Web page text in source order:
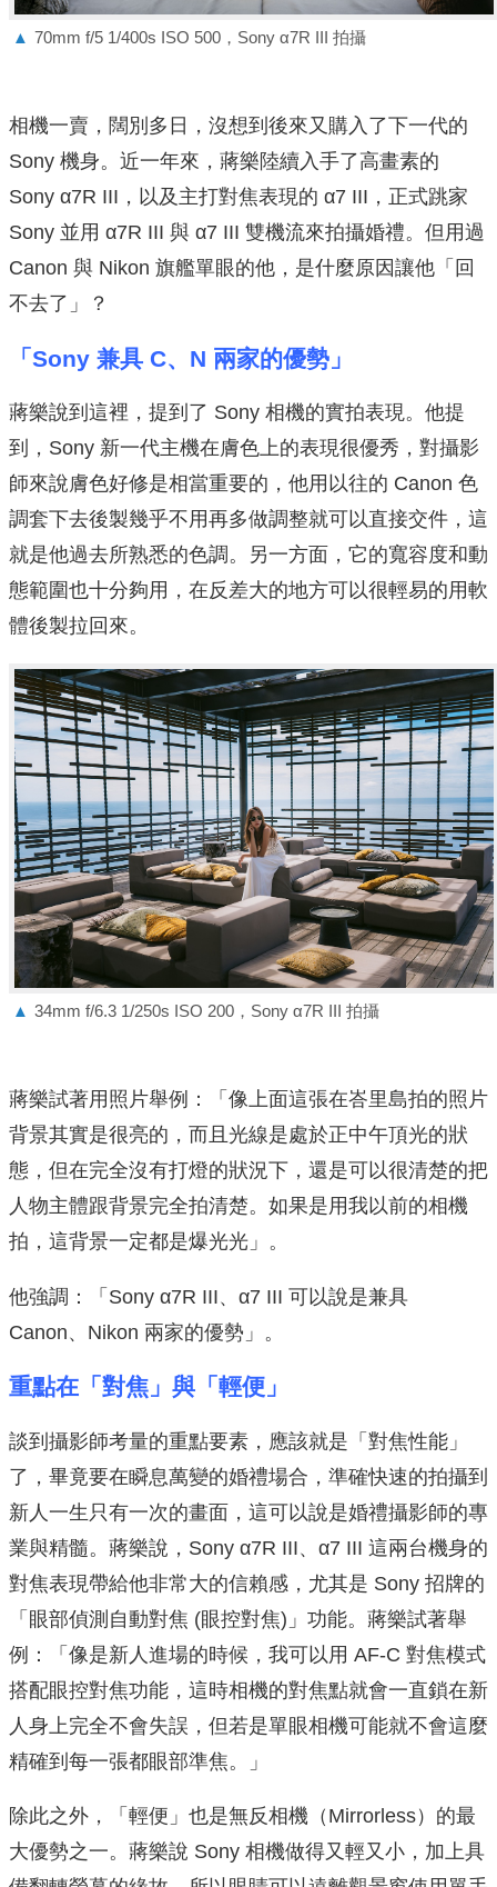
▲ 70mm f/5 1/400s ISO 500，Sony α7R III 拍攝
相機一賣，闊別多日，沒想到後來又購入了下一代的
Sony 機身。近一年來，蔣樂陸續入手了高畫素的
Sony α7R III，以及主打對焦表現的 α7 III，正式跳家
Sony 並用 α7R III 與 α7 III 雙機流來拍攝婚禮。但用過
Canon 與 Nikon 旗艦單眼的他，是什麼原因讓他「回
不去了」？
「Sony 兼具 C、N 兩家的優勢」
蔣樂說到這裡，提到了 Sony 相機的實拍表現。他提
到，Sony 新一代主機在膚色上的表現很優秀，對攝影
師來說膚色好修是相當重要的，他用以往的 Canon 色
調套下去後製幾乎不用再多做調整就可以直接交件，這
就是他過去所熟悉的色調。另一方面，它的寬容度和動
態範圍也十分夠用，在反差大的地方可以很輕易的用軟
體後製拉回來。
▲ 34mm f/6.3 1/250s ISO 200，Sony α7R III 拍攝
蔣樂試著用照片舉例：「像上面這張在峇里島拍的照片
背景其實是很亮的，而且光線是處於正中午頂光的狀
態，但在完全沒有打燈的狀況下，還是可以很清楚的把
人物主體跟背景完全拍清楚。如果是用我以前的相機
拍，這背景一定都是爆光光」。
他強調：「Sony α7R III、α7 III 可以說是兼具
Canon、Nikon 兩家的優勢」。
重點在「對焦」與「輕便」
談到攝影師考量的重點要素，應該就是「對焦性能」
了，畢竟要在瞬息萬變的婚禮場合，準確快速的拍攝到
新人一生只有一次的畫面，這可以說是婚禮攝影師的專
業與精髓。蔣樂說，Sony α7R III、α7 III 這兩台機身的
對焦表現帶給他非常大的信賴感，尤其是 Sony 招牌的
「眼部偵測自動對焦 (眼控對焦)」功能。蔣樂試著舉
例：「像是新人進場的時候，我可以用 AF-C 對焦模式
搭配眼控對焦功能，這時相機的對焦點就會一直鎖在新
人身上完全不會失誤，但若是單眼相機可能就不會這麼
精確到每一張都眼部準焦。」
除此之外，「輕便」也是無反相機（Mirrorless）的最
大優勢之一。蔣樂說 Sony 相機做得又輕又小，加上具